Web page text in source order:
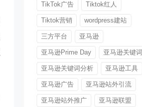
TikTok广告 Tiktok红人
Tiktok营销 wordpress建站
三方平台 亚马逊
亚马逊Prime Day 亚马逊关键词
亚马逊关键词分析 亚马逊工具
亚马逊广告 亚马逊站外引流
亚马逊站外推广 亚马逊联盟